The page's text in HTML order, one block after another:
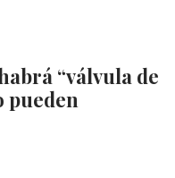
“válvula de
pueden